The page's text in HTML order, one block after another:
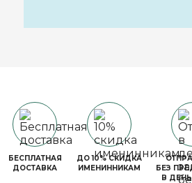
БЕСПЛАТНАЯ
ДОСТАВКА
ДО 10% СКИДКА
ИМЕНИННИКАМ
БЕЗ
В